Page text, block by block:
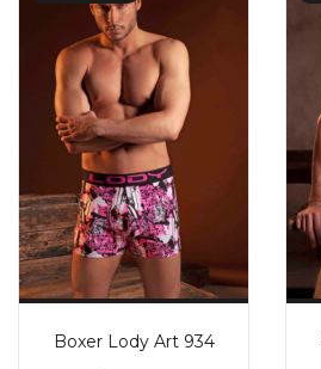
Boxer Lody Art 934